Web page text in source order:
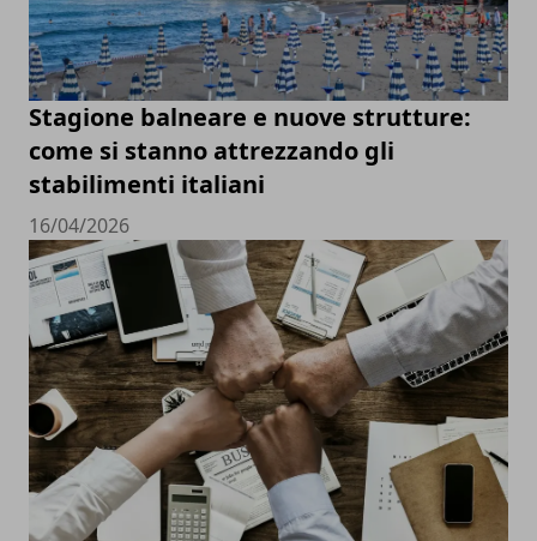
Stagione balneare e nuove strutture:
come si stanno attrezzando gli
stabilimenti italiani
16/04/2026